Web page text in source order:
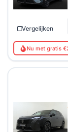
Vergelijken
Nu met gratis